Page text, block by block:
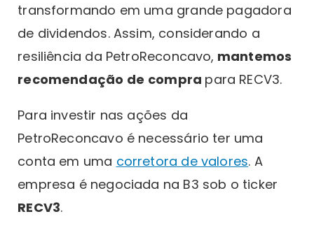
transformando em uma grande pagadora
de dividendos. Assim, considerando a
resiliência da PetroReconcavo, mantemos
recomendação de compra para RECV3.
Para investir nas ações da
PetroReconcavo é necessário ter uma
conta em uma corretora de valores. A
empresa é negociada na B3 sob o ticker
RECV3.